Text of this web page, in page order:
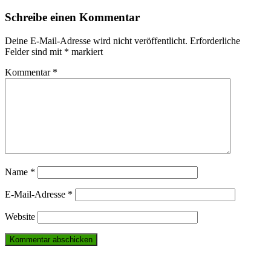
Schreibe einen Kommentar
Deine E-Mail-Adresse wird nicht veröffentlicht. Erforderliche
Felder sind mit * markiert
Kommentar *
Name *
E-Mail-Adresse *
Website